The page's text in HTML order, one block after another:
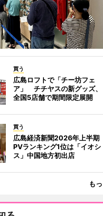
買う
広島ロフトで「チー坊フェ
ア」 チチヤスの新グッズ、
全国5店舗で期間限定展開
買う
広島経済新聞2026年上半期
PVランキング1位は「イオシ
ス」中国地方初出店
も